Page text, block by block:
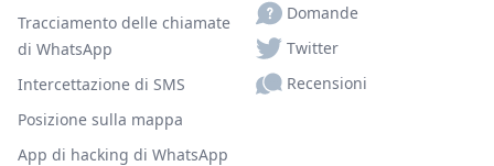
Tracciamento delle chiamate
di WhatsApp
Intercettazione di SMS
Posizione sulla mappa
App di hacking di WhatsApp
Domande
Twitter
Recensioni